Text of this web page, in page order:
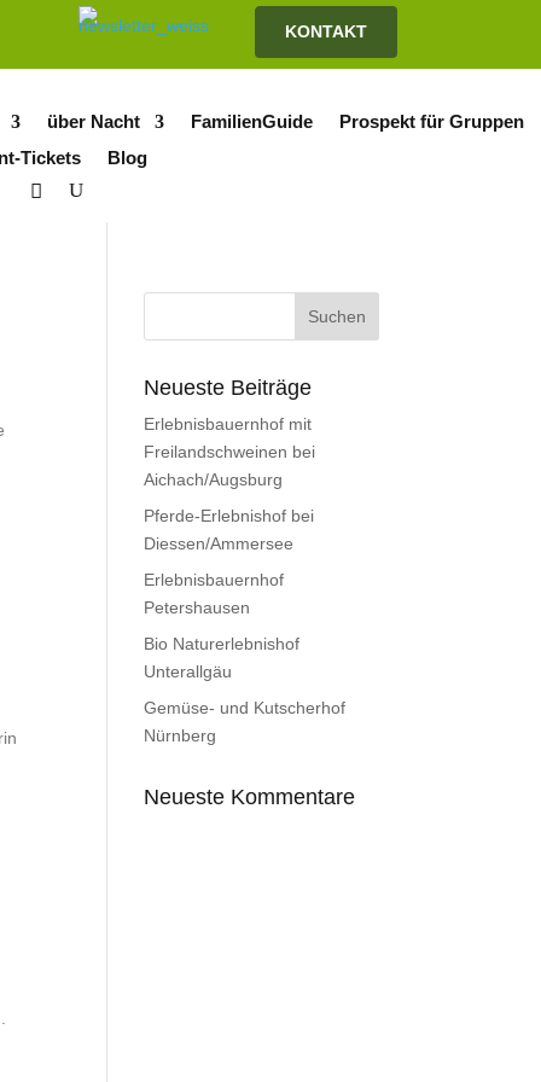
KONTAKT
über Nacht FamilienGuide
Prospekt für Gruppen
Tickets
Blog
Neueste Beiträge
Erlebnisbauernhof mit
Freilandschweinen bei
Aichach/Augsburg
Pferde-Erlebnishof bei
Diessen/Ammersee
Erlebnisbauernhof
Petershausen
Bio Naturerlebnishof
Unterallgäu
Gemüse- und Kutscherhof
Nürnberg
Neueste Kommentare